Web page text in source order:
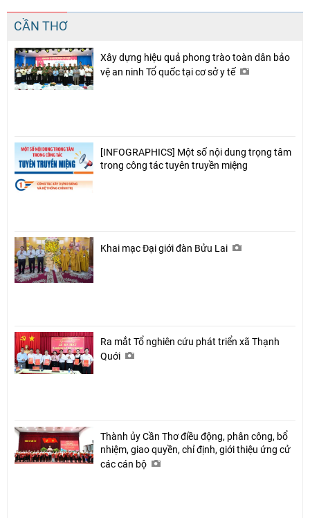
CẦN THƠ
Xây dựng hiệu quả phong trào toàn dân bảo
vệ an ninh Tổ quốc tại cơ sở y tế
[INFOGRAPHICS] Một số nội dung trọng tâm
trong công tác tuyên truyền miệng
Khai mạc Đại giới đàn Bửu Lai
Ra mắt Tổ nghiên cứu phát triển xã Thạnh
Quới
Thành ủy Cần Thơ điều động, phân công, bổ
nhiệm, giao quyền, chỉ định, giới thiệu ứng cử
các cán bộ